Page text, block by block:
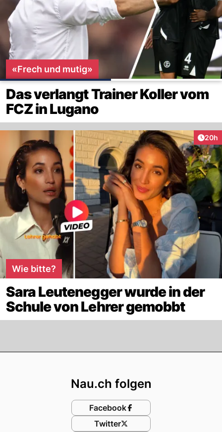
«Frech und mutig»
Das verlangt Trainer Koller vom
FCZ in Lugano
20h
Wie bitte?
Sara Leutenegger wurde in der
Schule von Lehrer gemobbt
Nau.ch folgen
Facebook
Twitter